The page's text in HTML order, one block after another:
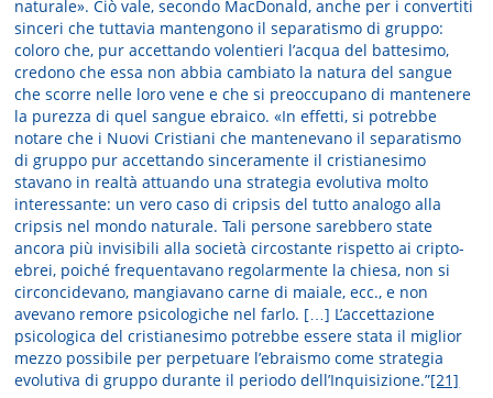
naturale». Ciò vale, secondo MacDonald, anche per i convertiti
sinceri che tuttavia mantengono il separatismo di gruppo:
coloro che, pur accettando volentieri l’acqua del battesimo,
credono che essa non abbia cambiato la natura del sangue
che scorre nelle loro vene e che si preoccupano di mantenere
la purezza di quel sangue ebraico. «In effetti, si potrebbe
notare che i Nuovi Cristiani che mantenevano il separatismo
di gruppo pur accettando sinceramente il cristianesimo
stavano in realtà attuando una strategia evolutiva molto
interessante: un vero caso di cripsis del tutto analogo alla
cripsis nel mondo naturale. Tali persone sarebbero state
ancora più invisibili alla società circostante rispetto ai cripto-
ebrei, poiché frequentavano regolarmente la chiesa, non si
circoncidevano, mangiavano carne di maiale, ecc., e non
avevano remore psicologiche nel farlo. […] L’accettazione
psicologica del cristianesimo potrebbe essere stata il miglior
mezzo possibile per perpetuare l’ebraismo come strategia
evolutiva di gruppo durante il periodo dell’Inquisizione.”[21]